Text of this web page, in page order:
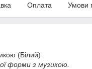
Оплата Умови
(Білий)
форми з музикою.